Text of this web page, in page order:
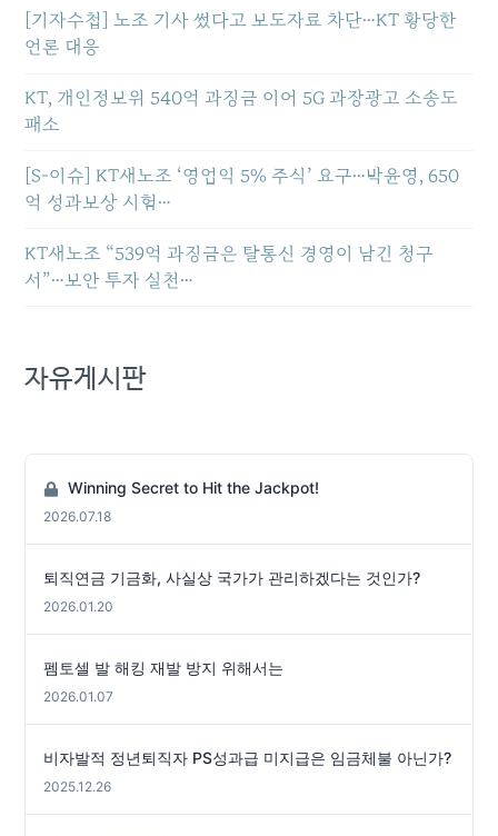
[기자수첩] 노조 기사 썼다고 보도자료 차단…KT 황당한
언론 대응
KT, 개인정보위 540억 과징금 이어 5G 과장광고 소송도
패소
[S-이슈] KT새노조 ‘영업익 5% 주식’ 요구…박윤영, 650
억 성과보상 시험…
KT새노조 “539억 과징금은 탈통신 경영이 남긴 청구
서”…보안 투자 실천…
자유게시판
Winning Secret to Hit the Jackpot!
2026.07.18
퇴직연금 기금화, 사실상 국가가 관리하겠다는 것인가?
2026.01.20
펨토셀 발 해킹 재발 방지 위해서는
2026.01.07
비자발적 정년퇴직자 PS성과급 미지급은 임금체불 아닌가?
2025.12.26